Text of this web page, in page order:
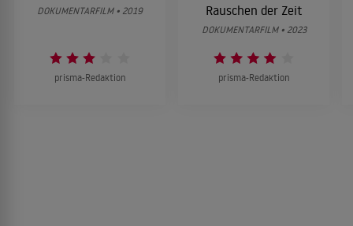
DOKUMENTARFILM • 2019
prisma-Redaktion
Rauschen der Zeit
DOKUMENTARFILM • 2023
prisma-Redaktion